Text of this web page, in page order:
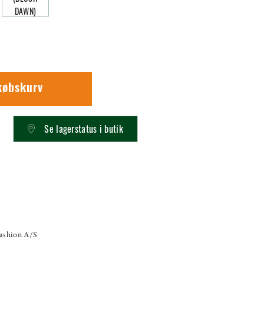
DAWN)
Se lagerstatus i butik
A/S